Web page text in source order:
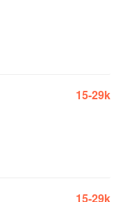
15-29k
15-29k